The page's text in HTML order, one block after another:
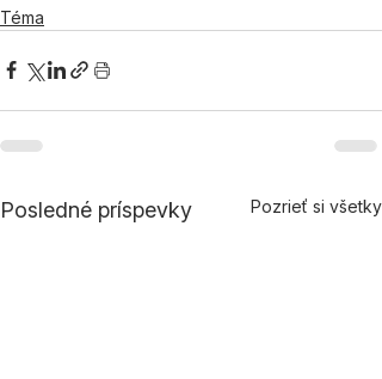
Téma
Posledné príspevky Pozrieť si všetky